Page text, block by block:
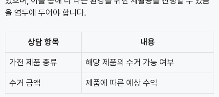
을 염두에 두어야 합니다.
상담 항목 내용
가전 제품 종류 해당 제품의 수거 가능 여부
수거 금액 제품에 따른 예상 수익